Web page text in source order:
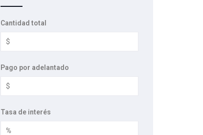
Cantidad total
Pago por adelantado
Tasa de interés